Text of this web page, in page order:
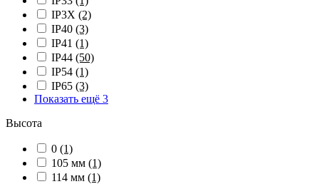
IP3X (2)
IP40 (3)
IP41 (1)
IP44 (50)
IP54 (1)
IP65 (3)
Показать ещё 3
Высота
0 (1)
105 мм (1)
114 мм (1)